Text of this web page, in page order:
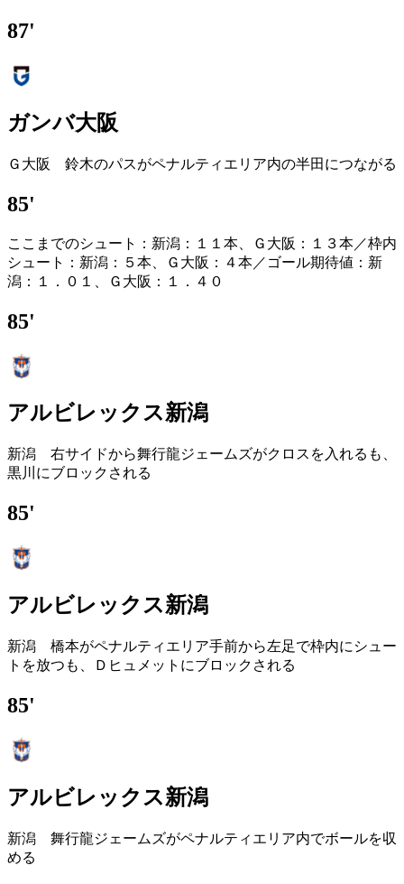
87'
ガンバ大阪
Ｇ大阪 鈴木のパスがペナルティエリア内の半田につながる
85'
ここまでのシュート：新潟：１１本、Ｇ大阪：１３本／枠内
シュート：新潟：５本、Ｇ大阪：４本／ゴール期待値：新
潟：１．０１、Ｇ大阪：１．４０
85'
アルビレックス新潟
新潟 右サイドから舞行龍ジェームズがクロスを入れるも、
黒川にブロックされる
85'
アルビレックス新潟
新潟 橋本がペナルティエリア手前から左足で枠内にシュー
トを放つも、Ｄヒュメットにブロックされる
85'
アルビレックス新潟
新潟 舞行龍ジェームズがペナルティエリア内でボールを収
める